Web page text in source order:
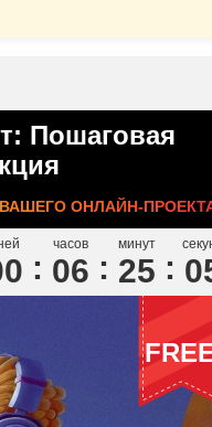
Пошаговая
ОНЛАЙН-
часов
06
минут
25 0